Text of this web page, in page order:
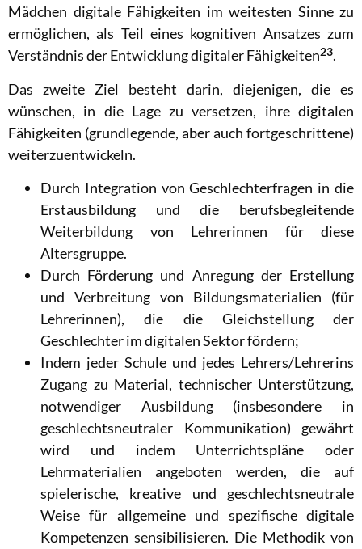
Mädchen digitale Fähigkeiten im weitesten Sinne zu
ermöglichen, als Teil eines kognitiven Ansatzes zum
Verständnis der Entwicklung digitaler Fähigkeiten23.
Das zweite Ziel besteht darin, diejenigen, die es
wünschen, in die Lage zu versetzen, ihre digitalen
Fähigkeiten (grundlegende, aber auch fortgeschrittene)
weiterzuentwickeln.
Durch Integration von Geschlechterfragen in die
Erstausbildung und die berufsbegleitende
Weiterbildung von Lehrerinnen für diese
Altersgruppe.
Durch Förderung und Anregung der Erstellung
und Verbreitung von Bildungsmaterialien (für
Lehrerinnen), die die Gleichstellung der
Geschlechter im digitalen Sektor fördern;
Indem jeder Schule und jedes Lehrers/Lehrerins
Zugang zu Material, technischer Unterstützung,
notwendiger Ausbildung (insbesondere in
geschlechtsneutraler Kommunikation) gewährt
wird und indem Unterrichtspläne oder
Lehrmaterialien angeboten werden, die auf
spielerische, kreative und geschlechtsneutrale
Weise für allgemeine und spezifische digitale
Kompetenzen sensibilisieren. Die Methodik von